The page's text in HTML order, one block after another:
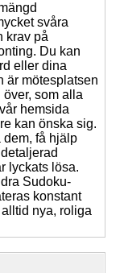
svåra
krav på
Du kan
eller dina
är mötesplatsen
som alla
hemsida
kan önska sig.
dem, få hjälp
lyckats lösa.
Sudoku-
konstant
nya, roliga